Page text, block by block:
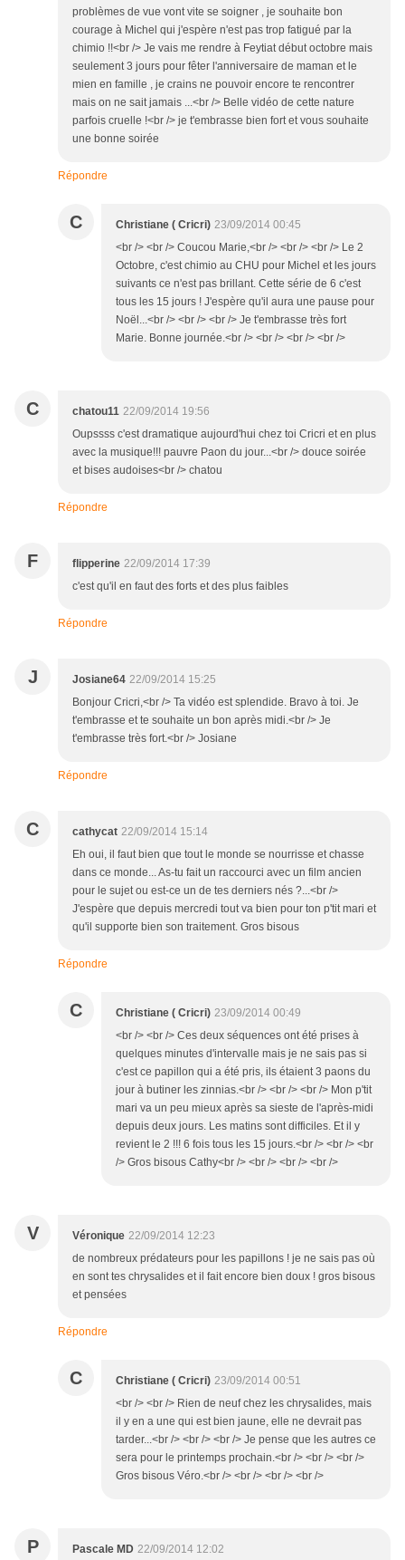
problèmes de vue vont vite se soigner , je souhaite bon
courage à Michel qui j'espère n'est pas trop fatigué par la
chimio !!<br /> Je vais me rendre à Feytiat début octobre mais
seulement 3 jours pour fêter l'anniversaire de maman et le
mien en famille , je crains ne pouvoir encore te rencontrer
mais on ne sait jamais ...<br /> Belle vidéo de cette nature
parfois cruelle !<br /> je t'embrasse bien fort et vous souhaite
une bonne soirée
Répondre
C Christiane ( Cricri) 23/09/2014 00:45
<br /> <br /> Coucou Marie,<br /> <br /> <br /> Le 2
Octobre, c'est chimio au CHU pour Michel et les jours
suivants ce n'est pas brillant. Cette série de 6 c'est
tous les 15 jours ! J'espère qu'il aura une pause pour
Noël...<br /> <br /> <br /> Je t'embrasse très fort
Marie. Bonne journée.<br /> <br /> <br /> <br />
C chatou11 22/09/2014 19:56
Oupssss c'est dramatique aujourd'hui chez toi Cricri et en plus
avec la musique!!! pauvre Paon du jour...<br /> douce soirée
et bises audoises<br /> chatou
Répondre
F flipperine 22/09/2014 17:39
c'est qu'il en faut des forts et des plus faibles
Répondre
J Josiane64 22/09/2014 15:25
Bonjour Cricri,<br /> Ta vidéo est splendide. Bravo à toi. Je
t'embrasse et te souhaite un bon après midi.<br /> Je
t'embrasse très fort.<br /> Josiane
Répondre
C cathycat 22/09/2014 15:14
Eh oui, il faut bien que tout le monde se nourrisse et chasse
dans ce monde... As-tu fait un raccourci avec un film ancien
pour le sujet ou est-ce un de tes derniers nés ?...<br />
J'espère que depuis mercredi tout va bien pour ton p'tit mari et
qu'il supporte bien son traitement. Gros bisous
Répondre
C Christiane ( Cricri) 23/09/2014 00:49
<br /> <br /> Ces deux séquences ont été prises à
quelques minutes d'intervalle mais je ne sais pas si
c'est ce papillon qui a été pris, ils étaient 3 paons du
jour à butiner les zinnias.<br /> <br /> <br /> Mon p'tit
mari va un peu mieux après sa sieste de l'après-midi
depuis deux jours. Les matins sont difficiles. Et il y
revient le 2 !!! 6 fois tous les 15 jours.<br /> <br /> <br
/> Gros bisous Cathy<br /> <br /> <br /> <br />
V Véronique 22/09/2014 12:23
de nombreux prédateurs pour les papillons ! je ne sais pas où
en sont tes chrysalides et il fait encore bien doux ! gros bisous
et pensées
Répondre
C Christiane ( Cricri) 23/09/2014 00:51
<br /> <br /> Rien de neuf chez les chrysalides, mais
il y en a une qui est bien jaune, elle ne devrait pas
tarder...<br /> <br /> <br /> Je pense que les autres ce
sera pour le printemps prochain.<br /> <br /> <br />
Gros bisous Véro.<br /> <br /> <br /> <br />
P Pascale MD 22/09/2014 12:02